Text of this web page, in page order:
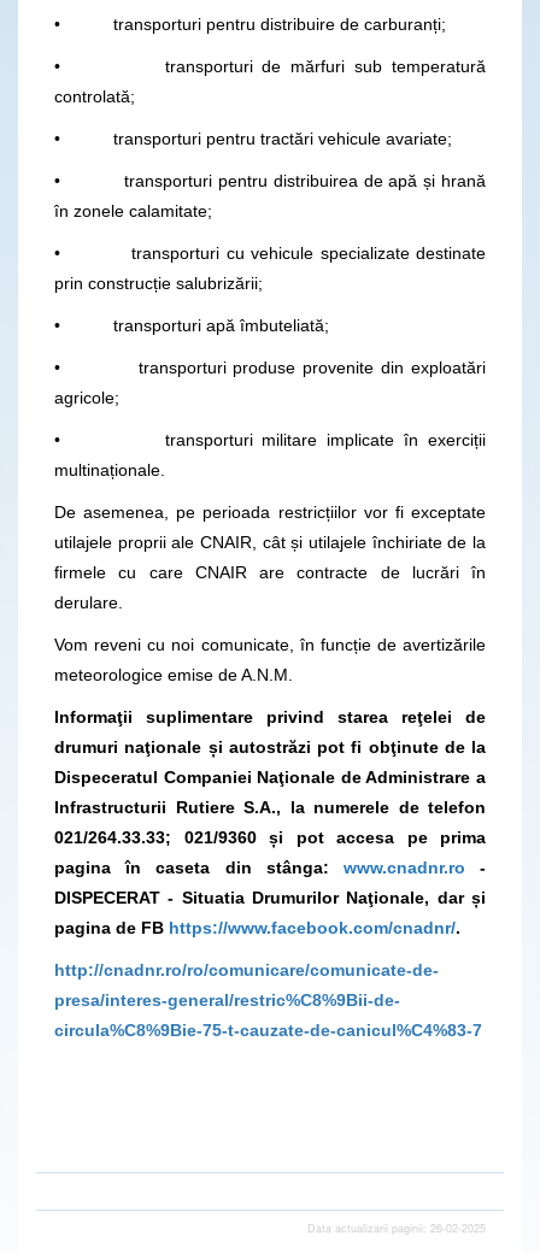
• transporturi pentru distribuire de carburanți;
• transporturi de mărfuri sub temperatură
controlată;
• transporturi pentru tractări vehicule avariate;
• transporturi pentru distribuirea de apă și hrană
în zonele calamitate;
• transporturi cu vehicule specializate destinate
prin construcție salubrizării;
• transporturi apă îmbuteliată;
• transporturi produse provenite din exploatări
agricole;
• transporturi militare implicate în exerciții
multinaționale.
De asemenea, pe perioada restricțiilor vor fi exceptate
utilajele proprii ale CNAIR, cât și utilajele închiriate de la
firmele cu care CNAIR are contracte de lucrări în
derulare.
Vom reveni cu noi comunicate, în funcție de avertizările
meteorologice emise de A.N.M.
Informaţii suplimentare privind starea reţelei de
drumuri naţionale și autostrăzi pot fi obţinute de la
Dispeceratul Companiei Naţionale de Administrare a
Infrastructurii Rutiere S.A., la numerele de telefon
021/264.33.33; 021/9360 și pot accesa pe prima
pagina în caseta din stânga: www.cnadnr.ro -
DISPECERAT - Situatia Drumurilor Naţionale, dar și
pagina de FB https://www.facebook.com/cnadnr/.
http://cnadnr.ro/ro/comunicare/comunicate-de-
presa/interes-general/restric%C8%9Bii-de-
circula%C8%9Bie-75-t-cauzate-de-canicul%C4%83-7
Data actualizarii paginii: 26-02-2025